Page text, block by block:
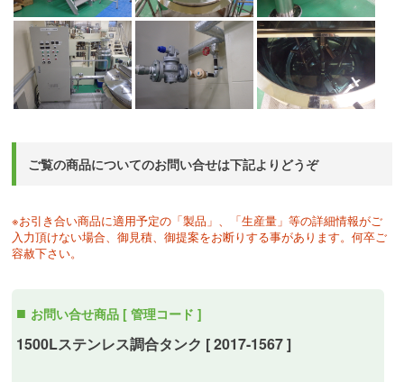
ご覧の商品についてのお問い合せは下記よりどうぞ
※お引き合い商品に適用予定の「製品」、「生産量」等の詳細情報がご
入力頂けない場合、御見積、御提案をお断りする事があります。何卒ご
容赦下さい。
お問い合せ商品 [ 管理コード ]
1500Lステンレス調合タンク [ 2017-1567 ]